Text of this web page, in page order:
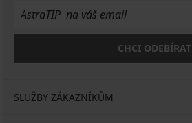
CHCI ODEBÍRAT
SLUŽBY ZÁKAZNÍKŮM